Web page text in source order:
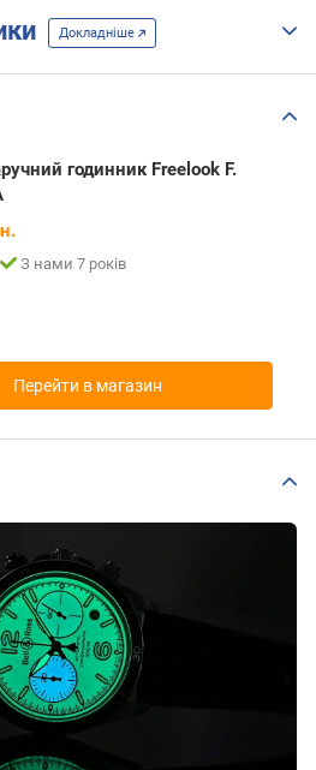
Докладніше
годинник Freelook F.
З нами 7 років
Перейти в магазин